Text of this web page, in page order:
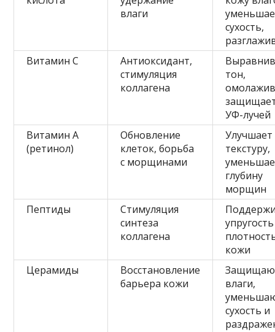
влаги
сухость,
Витамин С
Антиоксидант,
стимуляция
коллагена
тон,
УФ-лучей
Витамин А
(ретинол)
Обновление
клеток, борьба
с морщинами
Улучшает
текстуру,
глубину
морщин
Пептиды
Стимуляция
синтеза
коллагена
кожи
Церамиды
Восстановление
барьера кожи
влаги,
сухость и